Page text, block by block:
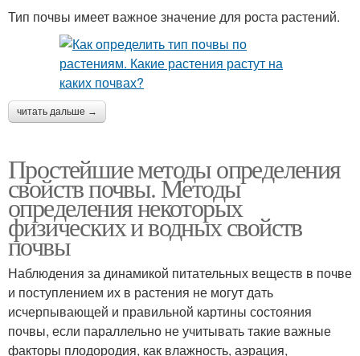
Тип почвы имеет важное значение для роста растений.
читать дальше →
Простейшие методы определения
свойств почвы. Методы
определения некоторых
физических и водных свойств
почвы
Наблюдения за динамикой питательных веществ в почве
и поступлением их в растения не могут дать
исчерпывающей и правильной картины состояния
почвы, если параллельно не учитывать такие важные
факторы плодородия, как влажность, аэрация,